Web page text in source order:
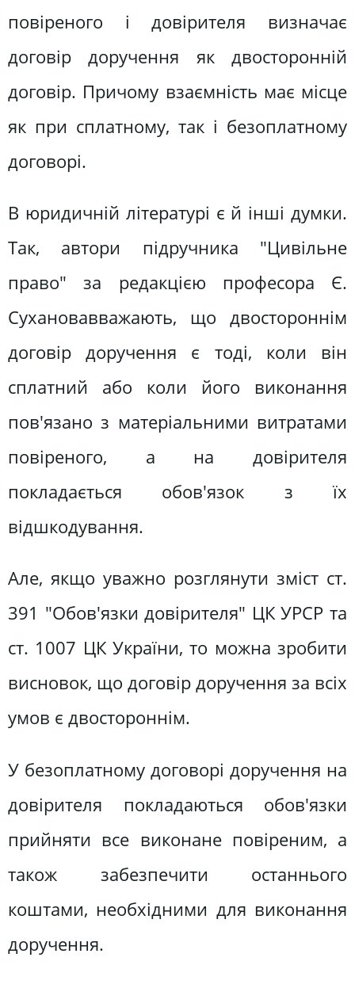
повіреного і довірителя визначає
договір доручення як двосторонній
договір. Причому взаємність має місце
як при сплатному, так і безоплатному
договорі.
В юридичній літературі є й інші думки.
Так, автори підручника "Цивільне
право" за редакцією професора Є.
Сухановавважають, що двостороннім
договір доручення є тоді, коли він
сплатний або коли його виконання
пов'язано з матеріальними витратами
повіреного, а на довірителя
покладається обов'язок з їх
відшкодування.
Але, якщо уважно розглянути зміст ст.
391 "Обов'язки довірителя" ЦК УРСР та
ст. 1007 ЦК України, то можна зробити
висновок, що договір доручення за всіх
умов є двостороннім.
У безоплатному договорі доручення на
довірителя покладаються обов'язки
прийняти все виконане повіреним, а
також забезпечити останнього
коштами, необхідними для виконання
доручення.